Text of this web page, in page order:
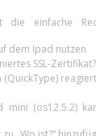
einfache
dem Ipad nutzen
SSL-Zertifikat?
mini (os12.5.2)